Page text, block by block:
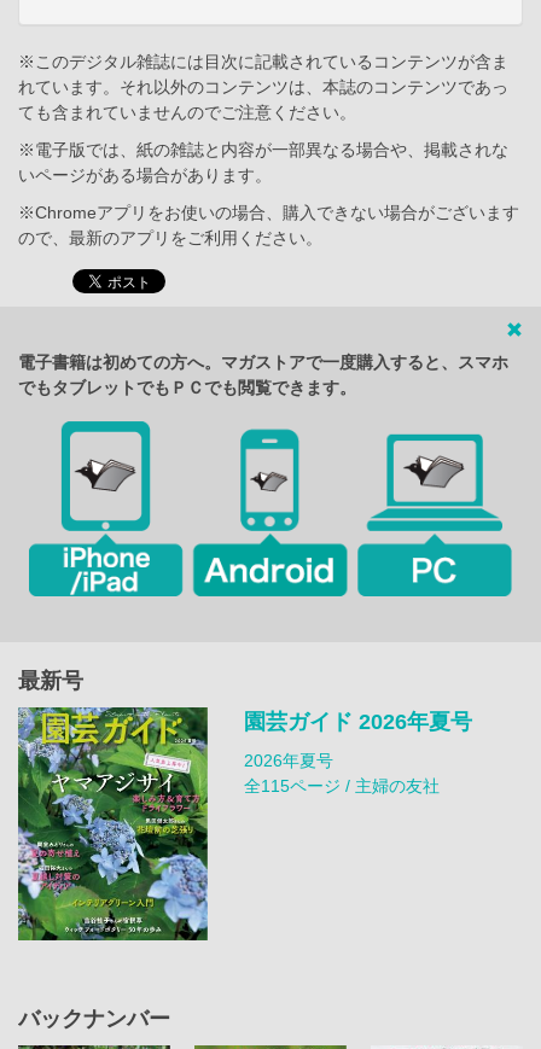
※このデジタル雑誌には目次に記載されているコンテンツが含ま
れています。それ以外のコンテンツは、本誌のコンテンツであっ
ても含まれていませんのでご注意ください。
※電子版では、紙の雑誌と内容が一部異なる場合や、掲載されな
いページがある場合があります。
※Chromeアプリをお使いの場合、購入できない場合がございます
ので、最新のアプリをご利用ください。
電子書籍は初めての方へ。マガストアで一度購入すると、スマホ
でもタブレットでもＰＣでも閲覧できます。
最新号
園芸ガイド 2026年夏号
2026年夏号
全115ページ / 主婦の友社
バックナンバー